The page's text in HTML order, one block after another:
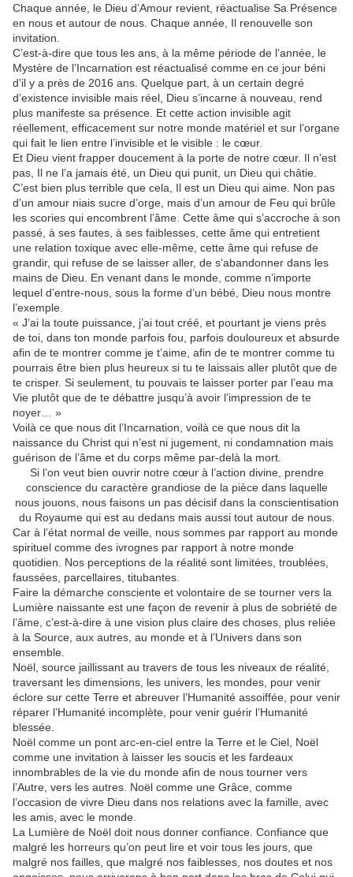
Chaque année, le Dieu d’Amour revient, réactualise Sa Présence
en nous et autour de nous. Chaque année, Il renouvelle son
invitation.
C’est-à-dire que tous les ans, à la même période de l’année, le
Mystère de l’Incarnation est réactualisé comme en ce jour béni
d’il y a près de 2016 ans. Quelque part, à un certain degré
d’existence invisible mais réel, Dieu s’incarne à nouveau, rend
plus manifeste sa présence. Et cette action invisible agit
réellement, efficacement sur notre monde matériel et sur l’organe
qui fait le lien entre l’invisible et le visible : le cœur.
Et Dieu vient frapper doucement à la porte de notre cœur. Il n’est
pas, Il ne l’a jamais été, un Dieu qui punit, un Dieu qui châtie.
C’est bien plus terrible que cela, Il est un Dieu qui aime. Non pas
d’un amour niais sucre d’orge, mais d’un amour de Feu qui brûle
les scories qui encombrent l’âme. Cette âme qui s’accroche à son
passé, à ses fautes, à ses faiblesses, cette âme qui entretient
une relation toxique avec elle-même, cette âme qui refuse de
grandir, qui refuse de se laisser aller, de s’abandonner dans les
mains de Dieu. En venant dans le monde, comme n’importe
lequel d’entre-nous, sous la forme d’un bébé, Dieu nous montre
l’exemple.
« J’ai la toute puissance, j’ai tout créé, et pourtant je viens près
de toi, dans ton monde parfois fou, parfois douloureux et absurde
afin de te montrer comme je t’aime, afin de te montrer comme tu
pourrais être bien plus heureux si tu te laissais aller plutôt que de
te crisper. Si seulement, tu pouvais te laisser porter par l’eau ma
Vie plutôt que de te débattre jusqu’à avoir l’impression de te
noyer… »
Voilà ce que nous dit l’Incarnation, voilà ce que nous dit la
naissance du Christ qui n’est ni jugement, ni condamnation mais
guérison de l’âme et du corps même par-delà la mort.
Si l’on veut bien ouvrir notre cœur à l’action divine, prendre
conscience du caractère grandiose de la pièce dans laquelle
nous jouons, nous faisons un pas décisif dans la conscientisation
du Royaume qui est au dedans mais aussi tout autour de nous.
Car à l’état normal de veille, nous sommes par rapport au monde
spirituel comme des ivrognes par rapport à notre monde
quotidien. Nos perceptions de la réalité sont limitées, troublées,
faussées, parcellaires, titubantes.
Faire la démarche consciente et volontaire de se tourner vers la
Lumière naissante est une façon de revenir à plus de sobriété de
l’âme, c’est-à-dire à une vision plus claire des choses, plus reliée
à la Source, aux autres, au monde et à l’Univers dans son
ensemble.
Noël, source jaillissant au travers de tous les niveaux de réalité,
traversant les dimensions, les univers, les mondes, pour venir
éclore sur cette Terre et abreuver l’Humanité assoiffée, pour venir
réparer l’Humanité incomplète, pour venir guérir l’Humanité
blessée.
Noël comme un pont arc-en-ciel entre la Terre et le Ciel, Noël
comme une invitation à laisser les soucis et les fardeaux
innombrables de la vie du monde afin de nous tourner vers
l’Autre, vers les autres. Noël comme une Grâce, comme
l’occasion de vivre Dieu dans nos relations avec la famille, avec
les amis, avec le monde.
La Lumière de Noël doit nous donner confiance. Confiance que
malgré les horreurs qu’on peut lire et voir tous les jours, que
malgré nos failles, que malgré nos faiblesses, nos doutes et nos